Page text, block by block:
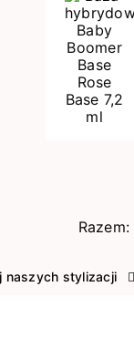
Razem:
naszych stylizacji